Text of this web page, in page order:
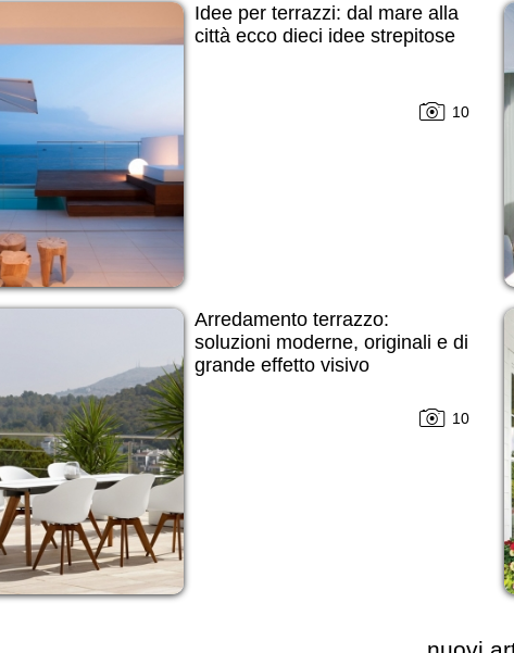
Idee per terrazzi: dal mare alla
città ecco dieci idee strepitose
10
Arredamento terrazzo:
soluzioni moderne, originali e di
grande effetto visivo
10